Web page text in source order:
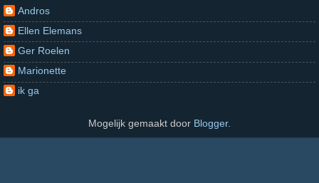
Andros
Ellen Elemans
Ger Roelen
Marionette
ik ga
Mogelijk gemaakt door Blogger.